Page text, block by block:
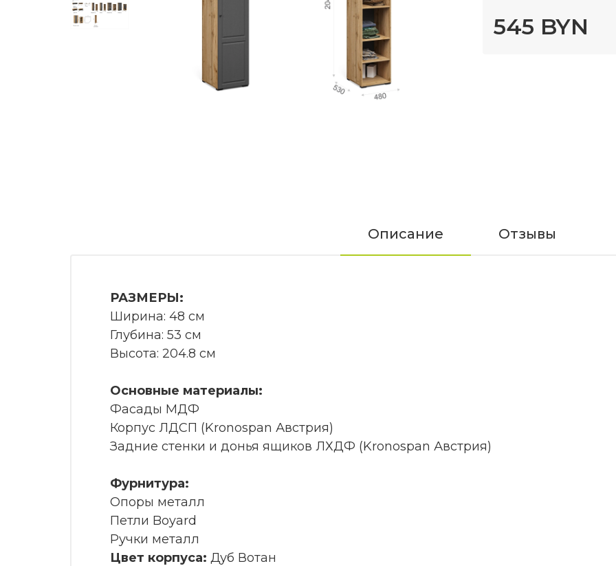
545 BYN
Описание Отзывы
РАЗМЕРЫ:
Ширина: 48 см
Глубина: 53 см
Высота: 204.8 см
Основные материалы:
Фасады МДФ
Корпус ЛДСП (Kronospan Австрия)
Задние стенки и донья ящиков ЛХДФ (Kronospan Австрия)
Фурнитура:
Опоры металл
Петли Boyard
Ручки металл
Цвет корпуса: Дуб Вотан